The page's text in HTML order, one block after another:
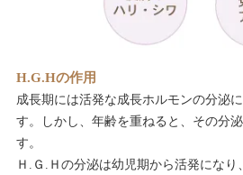
H.G.Hの作用
成長期には活発な成長ホルモンの分泌
す。しかし、年齢を重ねると、その分
す。
Ｈ.Ｇ.Ｈの分泌は幼児期から活発にな